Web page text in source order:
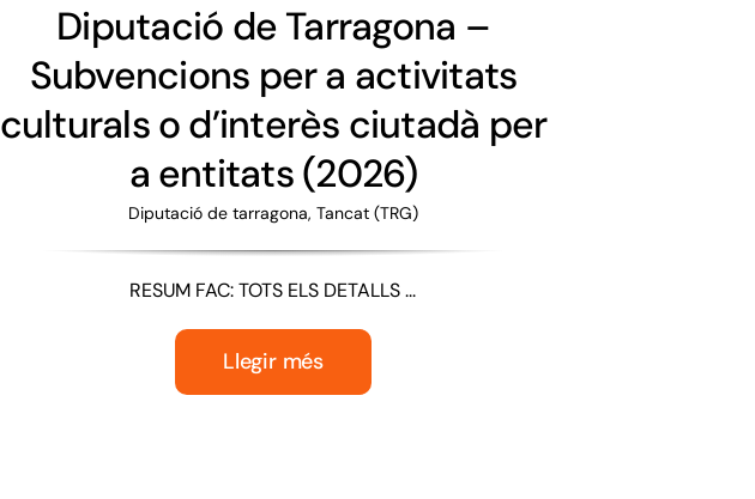
Diputació de Tarragona –
Subvencions per a activitats
culturals o d’interès ciutadà per
a entitats (2026)
Diputació de tarragona, Tancat (TRG)
RESUM FAC: TOTS ELS DETALLS ...
Llegir més